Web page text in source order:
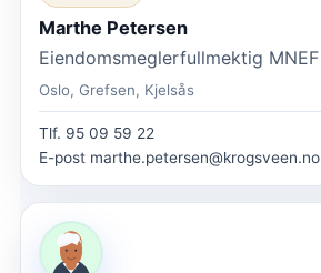
Marthe Petersen
Eiendomsmeglerfullmektig MNEF
Oslo, Grefsen, Kjelsås
Tlf. 95 09 59 22
E-post marthe.petersen@krogsveen.no